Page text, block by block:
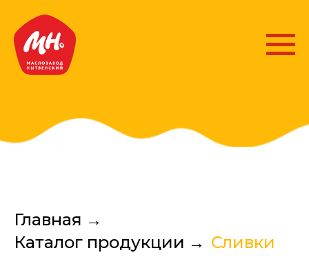
Главная →
Каталог продукции → Сливки